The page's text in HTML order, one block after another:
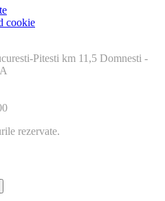
cookie
Pitesti km 11,5 Domnesti -
rezervate.